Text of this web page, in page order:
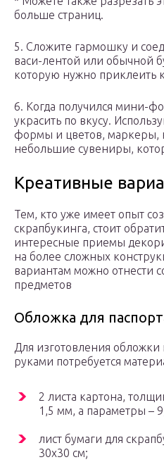
больше страниц.
5. Сложите гармошку и
васи-лентой или обычной
которую нужно приклеить
6. Когда получился мини-
украсить по вкусу.
формы и цветов, маркеры,
небольшие сувениры,
Креативные
Тем, кто уже имеет опыт
скрапбукинга, стоит
интересные приемы
на более сложных
вариантам можно отнести
предметов
Обложка для
Для изготовления обложки
руками потребуется
2 листа картона,
1,5 мм, а параметры –
лист бумаги для
30х30 см;